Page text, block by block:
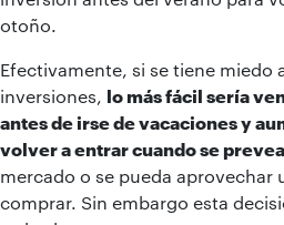
otoño.
Efectivamente, si se tiene miedo
inversiones, lo más fácil sería
antes de irse de vacaciones y
volver a entrar cuando se
mercado o se pueda aprovechar
comprar. Sin embargo esta